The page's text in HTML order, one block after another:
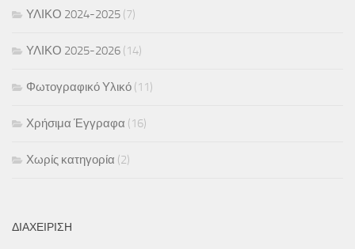
ΥΛΙΚΟ 2024-2025 (7)
ΥΛΙΚΟ 2025-2026 (14)
Φωτογραφικό Υλικό (11)
Χρήσιμα Έγγραφα (16)
Χωρίς κατηγορία (2)
ΔΙΑΧΕΊΡΙΣΗ